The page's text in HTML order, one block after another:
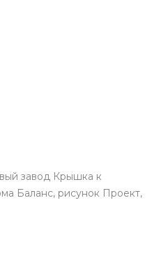
завод Крышка к
Баланс, рисунок Проект,